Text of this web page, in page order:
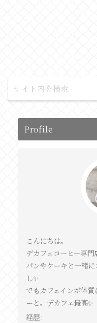
Profile
こんにちは。
デカフェコーヒー専門
パンやケーキと一緒
し✨
でもカフェインが体
ーと。デカフェ最高✨
経歴: